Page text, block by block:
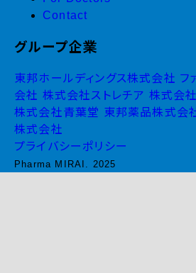
Contact
グループ企業
東邦ホールディングス株式会社 フ
会社 株式会社ストレチア 株式会
株式会社青葉堂 東邦薬品株式会
株式会社
プライバシーポリシー
Pharma MIRAI. 2025